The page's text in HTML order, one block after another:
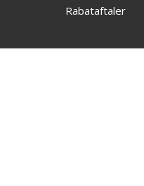
Rabataftaler